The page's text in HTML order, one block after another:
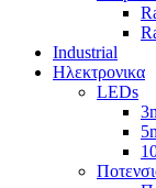
Industrial
Ηλεκτρονικα
LEDs